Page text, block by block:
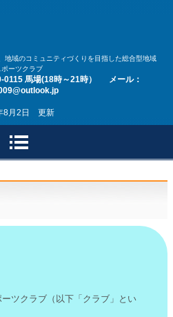
ーツクラブ
地域のコミュニティづくりを目指した総合型地域
ポーツクラブ
0115 馬場(18時～21時） メール：
8月2日 更新
ツクラブ（以下「クラブ」とい